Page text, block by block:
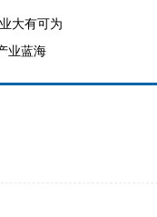
大有可为
业蓝海